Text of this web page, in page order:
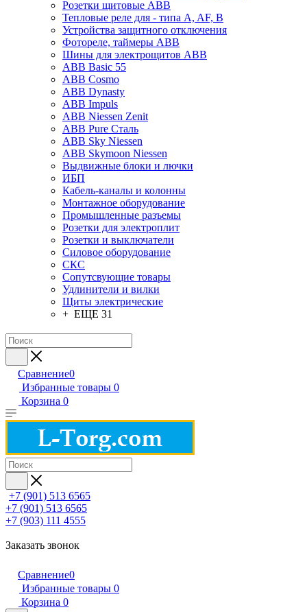
Розетки щитовые ABB
Тепловые реле для - типа A, AF, B
Устройства защитного отключения
Фотореле, таймеры ABB
Шины для электрощитов АВВ
ABB Basic 55
ABB Cosmo
ABB Dynasty
ABB Impuls
ABB Niessen Zenit
ABB Pure Сталь
ABB Sky Niessen
ABB Skymoon Niessen
Выдвижные блоки и лючки
ИБП
Кабель-каналы и колонны
Монтажное оборудование
Промышленные разъемы
Розетки для электроплит
Розетки и выключатели
Силовое оборудование
СКС
Сопутсвующие товары
Удлинители и вилки
Щиты электрические
+ ЕЩЕ 31
Сравнение0
Избранные товары 0
Корзина 0
+7 (901) 513 6565
+7 (901) 513 6565
+7 (903) 111 4555
Заказать звонок
Сравнение0
Избранные товары 0
Корзина 0